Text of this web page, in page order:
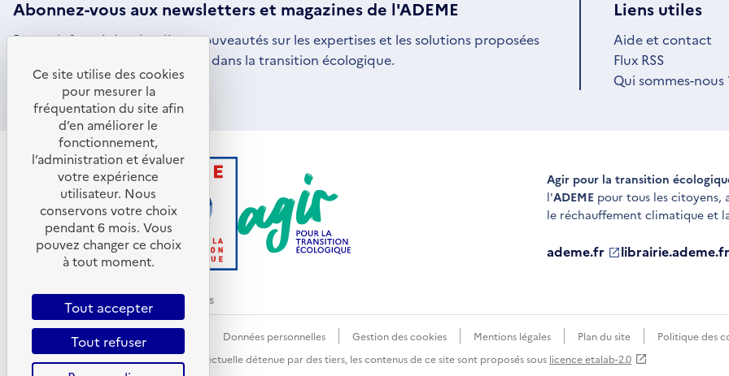
Abonnez-vous aux newsletterset magazines de l'ADEME
Restez informé des dernières nouveautés sur les expertises et les solutions proposées
par l'ADEME pour vous engager dans la transition écologique.
S'ABONNER
S'OUVRE
DANS
UNE
NOUVELLE
FENÊTRE
Liens utiles
Aide et contact
Flux RSS
Qui sommes-nous
© ADEME 2026 - Tous droits réservés
Agir pour la transition
l'ADEME pour tous les citoyens,
le réchauffement climatique et
ademe.fr
S'ouvre librairie.ademe.fr
S'ouvre
Accessibilité : non conforme Données personnelles Gestion des cookies Mentions légales Plan du site Politique des
Sauf mention explicite de propriété intellectuelle détenue par des tiers, les contenus de ce site sont proposés sous licence etalab-2.0
Ce site utilise des cookies
pour mesurer la
fréquentation du site afin
d’en améliorer le
fonctionnement,
l’administration et évaluer
votre expérience
utilisateur. Nous
conservons votre choix
pendant 6 mois. Vous
pouvez changer ce choix
à tout moment.
Tout accepter
Tout refuser